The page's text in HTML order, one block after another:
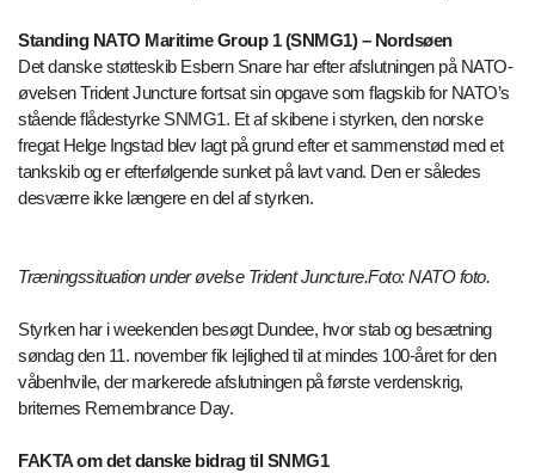
Standing NATO Maritime Group 1 (SNMG1) – Nordsøen
Det danske støtteskib Esbern Snare har efter afslutningen på NATO-
øvelsen Trident Juncture fortsat sin opgave som flagskib for NATO’s
stående flådestyrke SNMG1. Et af skibene i styrken, den norske
fregat Helge Ingstad blev lagt på grund efter et sammenstød med et
tankskib og er efterfølgende sunket på lavt vand. Den er således
desværre ikke længere en del af styrken.
Træningssituation under øvelse Trident Juncture.Foto: NATO foto.
Styrken har i weekenden besøgt Dundee, hvor stab og besætning
søndag den 11. november fik lejlighed til at mindes 100-året for den
våbenhvile, der markerede afslutningen på første verdenskrig,
briternes Remembrance Day.
FAKTA om det danske bidrag til SNMG1